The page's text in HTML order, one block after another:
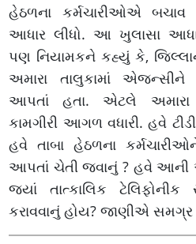
હેઠળના કર્મચારીઓએ બચાવ
આધાર લીધો. આ ખુલાસા
પણ નિયામકને કહ્યું કે,
અમારા તાલુકામાં
આપતાં હતા. એટલે અમારા
કામગીરી આગળ વધારી. હવે
હવે તાબા હેઠળના
આપતાં ચેતી જવાનું ? હવે આની
જ્યાં તાત્કાલિક
કરાવવાનું હોય? જાણીએ